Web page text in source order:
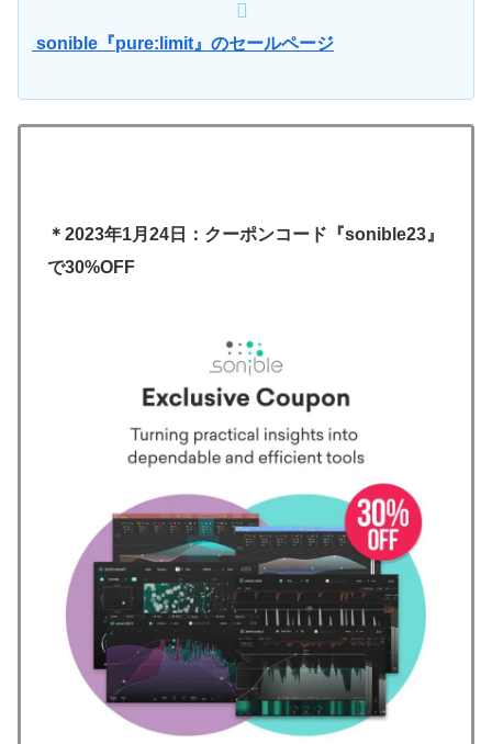
sonible『pure:limit』のセールページ
＊2023年1月24日：クーポンコード『sonible23』
で30%OFF